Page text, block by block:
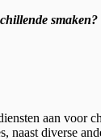
smaken?
aan voor
naast diverse